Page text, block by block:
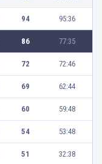
94 95:36
86 77:35
72 72:46
69 62:44
60 59:48
54 53:48
51 32:38